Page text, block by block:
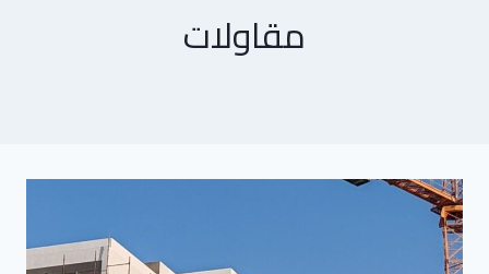
مقاولات